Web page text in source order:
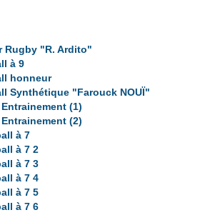
Rugby "R. Ardito"
à 9
honneur
Synthétique "Farouck NOUÏ"
(1)
(2)
à 7
à 7 2
à 7 3
à 7 4
à 7 5
à 7 6